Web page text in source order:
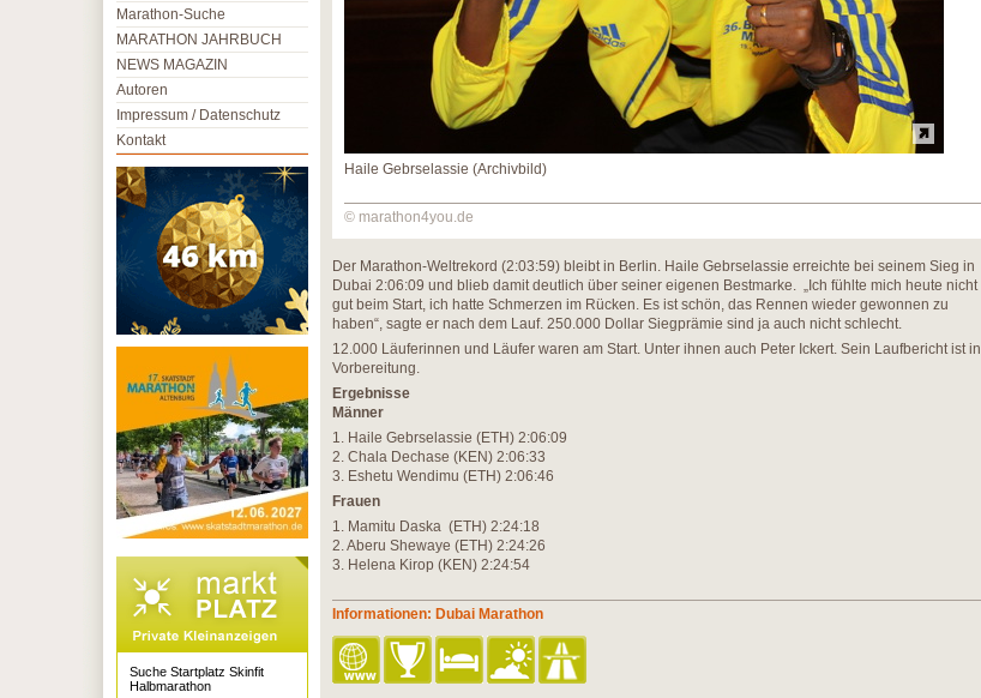
Haile Gebrselassie (Archivbild)
© marathon4you.de
Der Marathon-Weltrekord (2:03:59) bleibt in Berlin. Haile Gebrselassie erreichte bei seinem Sieg in
Dubai 2:06:09 und blieb damit deutlich über seiner eigenen Bestmarke. „Ich fühlte mich heute nicht
gut beim Start, ich hatte Schmerzen im Rücken. Es ist schön, das Rennen wieder gewonnen zu
haben“, sagte er nach dem Lauf. 250.000 Dollar Siegprämie sind ja auch nicht schlecht.
12.000 Läuferinnen und Läufer waren am Start. Unter ihnen auch Peter Ickert. Sein Laufbericht ist in
Vorbereitung.
Ergebnisse
Männer
1. Haile Gebrselassie (ETH) 2:06:09
2. Chala Dechase (KEN) 2:06:33
3. Eshetu Wendimu (ETH) 2:06:46
Frauen
1. Mamitu Daska (ETH) 2:24:18
2. Aberu Shewaye (ETH) 2:24:26
3. Helena Kirop (KEN) 2:24:54
Informationen: Dubai Marathon
Marathon-Suche
MARATHON JAHRBUCH
NEWS MAGAZIN
Autoren
Impressum / Datenschutz
Kontakt
Suche Startplatz Skinfit
Halbmarathon